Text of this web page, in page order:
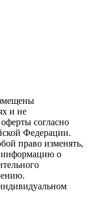
и не
согласно
Федерации.
право изменять,
информацию о